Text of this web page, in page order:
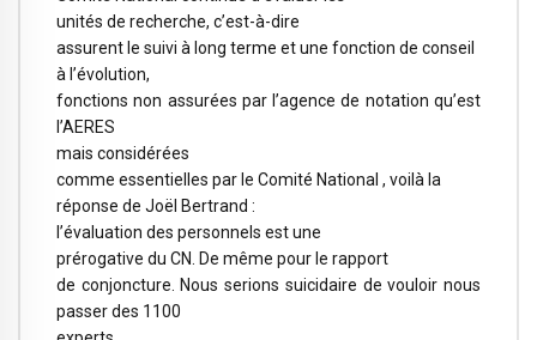
unités de recherche, c’est-à-dire
assurent le suivi à long terme et une fonction de conseil
à l’évolution,
fonctions non assurées par l’agence de notation qu’est
l’AERES
mais considérées
comme essentielles par le Comité National , voilà la
réponse de Joël Bertrand :
l’évaluation des personnels est une
prérogative du CN. De même pour le rapport
de conjoncture. Nous serions suicidaire de vouloir nous
passer des 1100